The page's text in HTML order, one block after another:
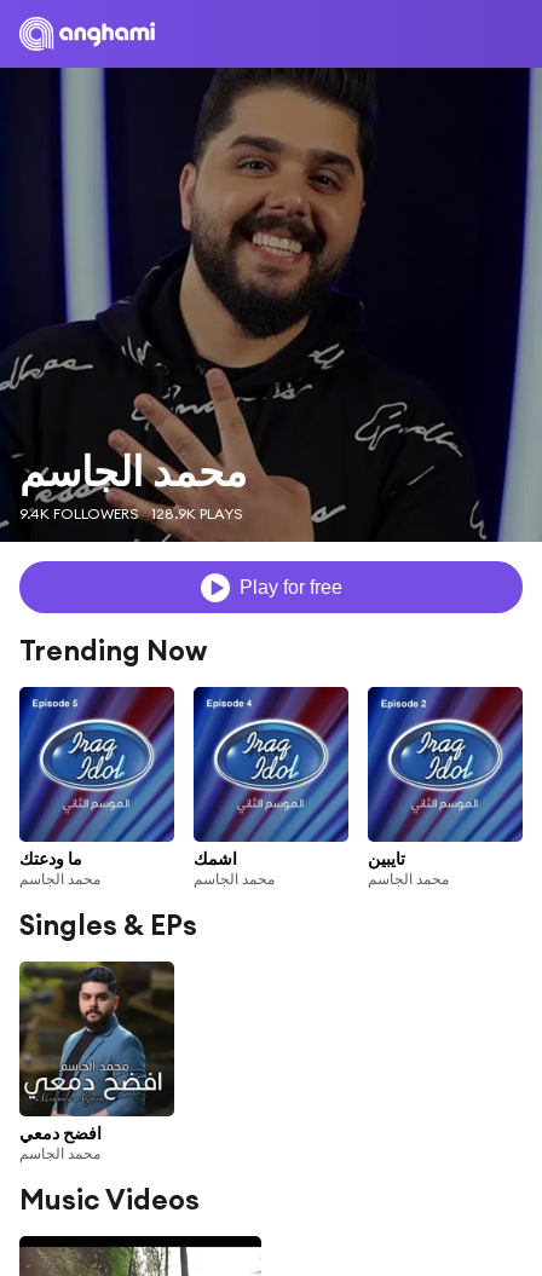
محمد الجاسم
9.4K FOLLOWERS 128.9K PLAYS
Play for free
Trending Now
ما ودعتك
محمد الجاسم
اشمك
محمد الجاسم
تايبين
محمد الجاسم
Singles & EPs
افضح دمعي
محمد الجاسم
Music Videos